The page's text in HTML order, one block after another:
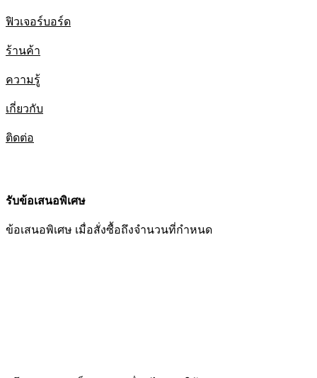
ฟิวเจอร์บอร์ด
ร้านค้า
ความรู้
เกี่ยวกับ
ติดต่อ
รับข้อเสนอพิเศษ
ข้อเสนอพิเศษ เมื่อสั่งซื้อถึงจำนวนที่กำหนด